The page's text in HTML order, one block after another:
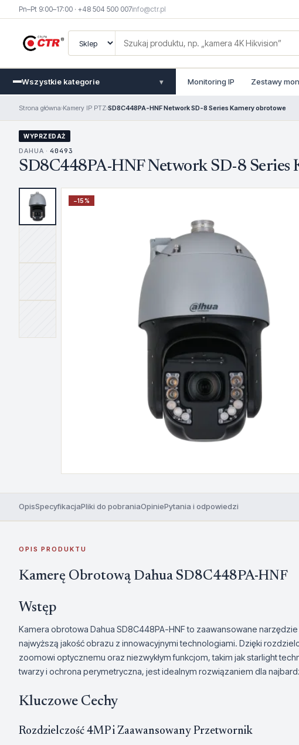
Pn–Pt 9:00–17:00 · +48 504 500 007info@ctr.pl
Wszystkie kategorie ▾ Monitoring IP Zestawy
Strona główna›Kamery IP PTZ›SD8C448PA-HNF Network SD-8 Series Kamery obrotowe
WYPRZEDAŻ
DAHUA · 40493
SD8C448PA-HNF Network SD-8 Series
−15%
OpisSpecyfikacjaPliki do pobraniaOpiniePytania i odpowiedzi
OPIS PRODUKTU
Kamerę Obrotową Dahua SD8C448PA-HNF
Wstęp
Kamera obrotowa Dahua SD8C448PA-HNF to zaawansowane
najwyższą jakość obrazu z innowacyjnymi technologiami. Dzięki
zoomowi optycznemu oraz niezwykłym funkcjom, takim jak starlight
twarzy i ochrona perymetryczna, jest idealnym rozwiązaniem dla
Kluczowe Cechy
Rozdzielczość 4MP i Zaawansowany Przetwornik